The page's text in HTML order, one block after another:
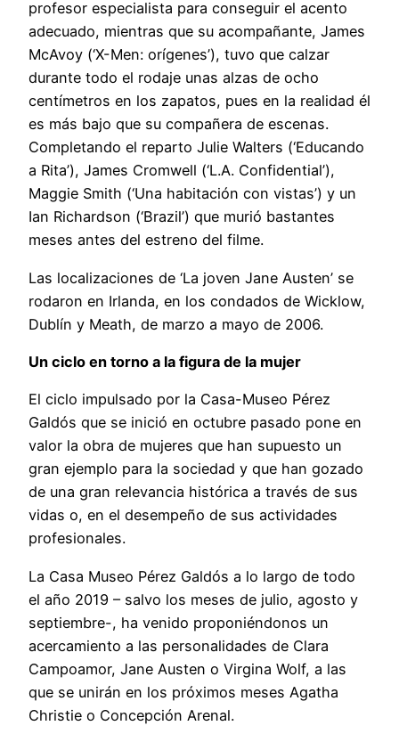
profesor especialista para conseguir el acento
adecuado, mientras que su acompañante, James
McAvoy (‘X-Men: orígenes’), tuvo que calzar
durante todo el rodaje unas alzas de ocho
centímetros en los zapatos, pues en la realidad él
es más bajo que su compañera de escenas.
Completando el reparto Julie Walters (‘Educando
a Rita’), James Cromwell (‘L.A. Confidential’),
Maggie Smith (‘Una habitación con vistas’) y un
Ian Richardson (‘Brazil’) que murió bastantes
meses antes del estreno del filme.
Las localizaciones de ‘La joven Jane Austen’ se
rodaron en Irlanda, en los condados de Wicklow,
Dublín y Meath, de marzo a mayo de 2006.
Un ciclo en torno a la figura de la mujer
El ciclo impulsado por la Casa-Museo Pérez
Galdós que se inició en octubre pasado pone en
valor la obra de mujeres que han supuesto un
gran ejemplo para la sociedad y que han gozado
de una gran relevancia histórica a través de sus
vidas o, en el desempeño de sus actividades
profesionales.
La Casa Museo Pérez Galdós a lo largo de todo
el año 2019 – salvo los meses de julio, agosto y
septiembre-, ha venido proponiéndonos un
acercamiento a las personalidades de Clara
Campoamor, Jane Austen o Virgina Wolf, a las
que se unirán en los próximos meses Agatha
Christie o Concepción Arenal.